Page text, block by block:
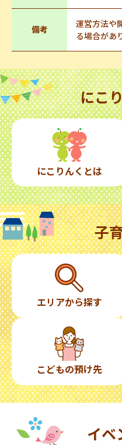
備考
運営方法や
る場合があ
にこ
にこりんくとは
子
エリアから探す
こどもの預け先
イベ